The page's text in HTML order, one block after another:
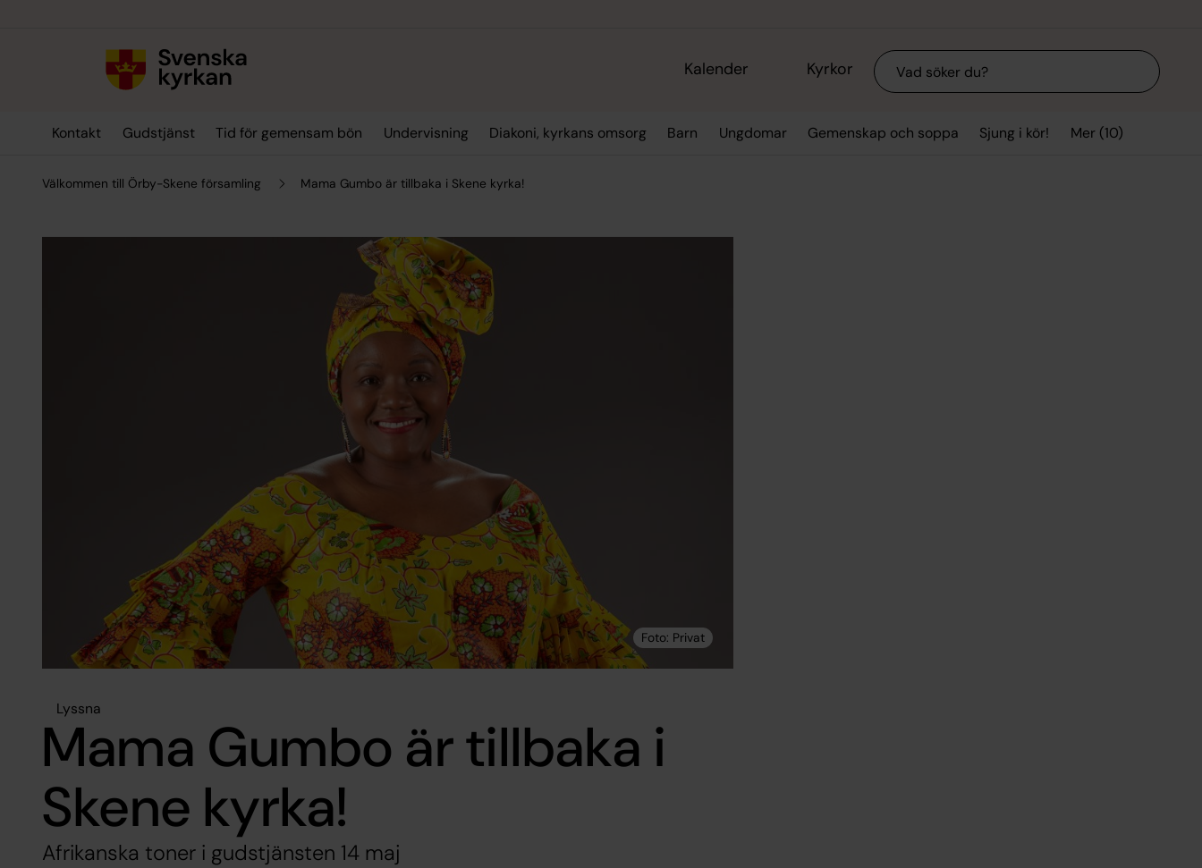
Kalender Kyrkor Sök
Kontakt Gudstjänst Tid för gemensam bön Undervisning Diakoni, kyrkans omsorg Barn Ungdomar Gemenskap och soppa Sjung i kör! Mer (10)
Välkommen till Örby-Skene församling Mama Gumbo är tillbaka i Skene kyrka!
Lyssna
Mama Gumbo är tillbaka i
Skene kyrka!
Afrikanska toner i gudstjänsten 14 maj